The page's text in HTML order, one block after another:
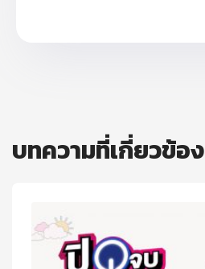
บทความที่เกี่ยวข้อง